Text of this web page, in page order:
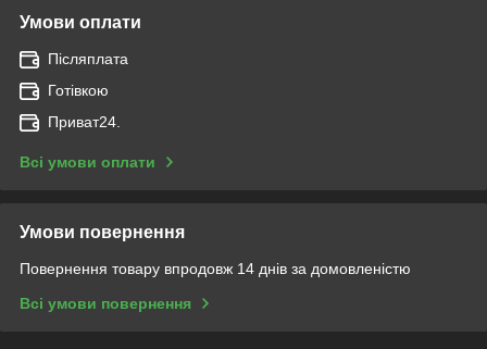
Умови оплати
Післяплата
Готівкою
Приват24.
Всі умови оплати
Умови повернення
Повернення товару впродовж 14 днів за домовленістю
Всі умови повернення